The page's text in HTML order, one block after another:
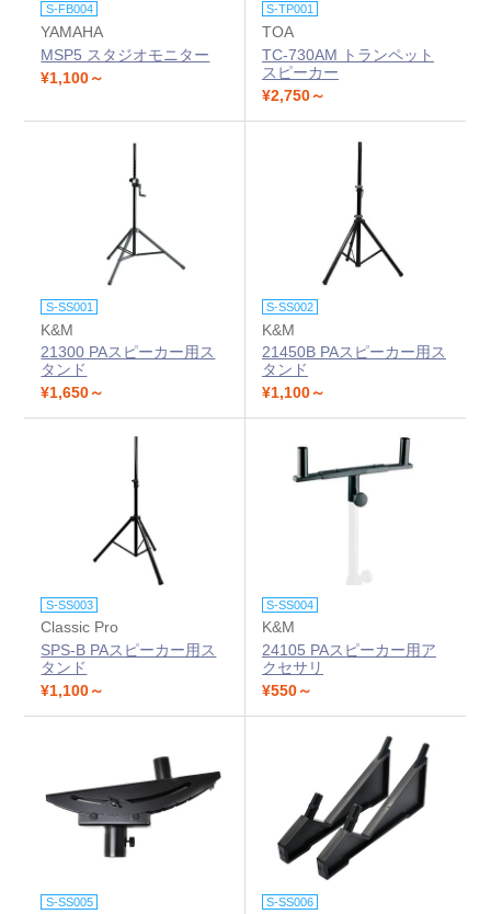
S-FB004
YAMAHA
MSP5 スタジオモニター
¥1,100～
S-TP001
TOA
TC-730AM トランペット
スピーカー
¥2,750～
S-SS001
K&M
21300 PAスピーカー用ス
タンド
¥1,650～
S-SS002
K&M
21450B PAスピーカー用ス
タンド
¥1,100～
S-SS003
Classic Pro
SPS-B PAスピーカー用ス
タンド
¥1,100～
S-SS004
K&M
24105 PAスピーカー用ア
クセサリ
¥550～
S-SS005 S-SS006